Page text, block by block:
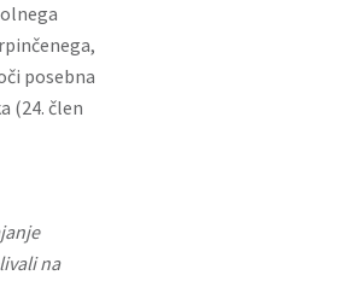
posebna
(24. člen
na